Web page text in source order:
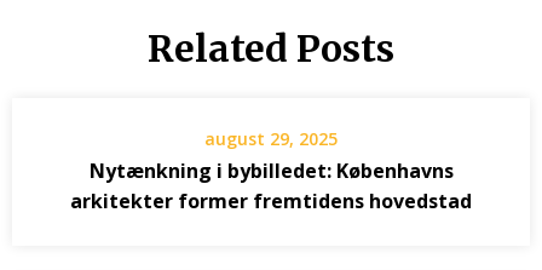
Related Posts
august 29, 2025
Nytænkning i bybilledet: Københavns
arkitekter former fremtidens hovedstad